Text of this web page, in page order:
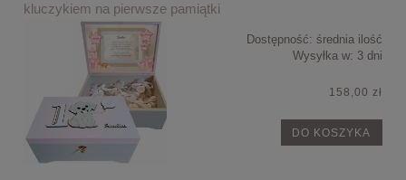
kluczykiem na pierwsze pamiątki
Dostępność: średnia ilość
Wysyłka w: 3 dni
158,00 zł
DO KOSZYKA